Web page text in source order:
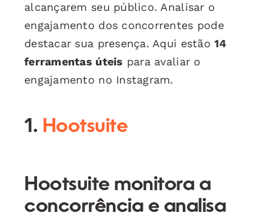
alcançarem seu público. Analisar o
engajamento dos concorrentes pode
destacar sua presença. Aqui estão14
ferramentas úteis para avaliar o
engajamento no Instagram.
1. Hootsuite
Hootsuite monitora a
concorrência e analisa